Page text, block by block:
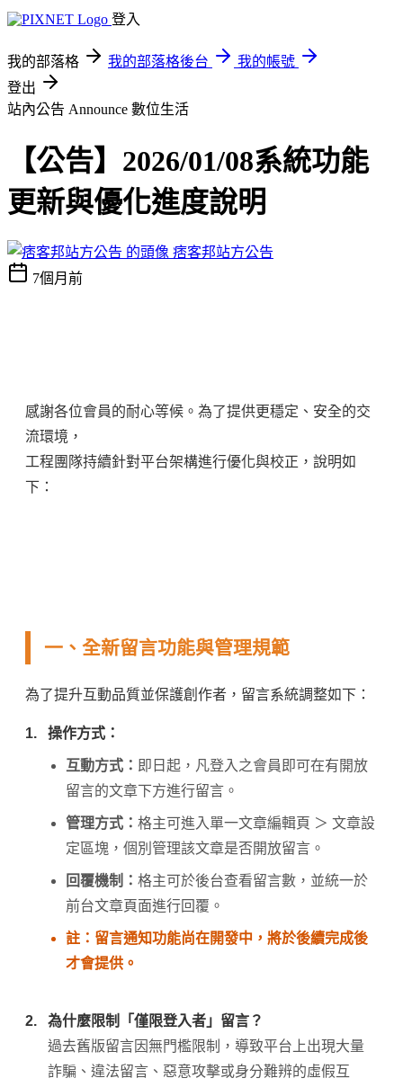
登入
我的部落格 我的部落格後台
我的帳號
登出
站內公告 Announce 數位生活
【公告】2026/01/08系統功能
更新與優化進度說明
痞客邦站方公告
7個月前
感謝各位會員的耐心等候。為了提供更穩定、安全的交
流環境，
工程團隊持續針對平台架構進行優化與校正，說明如
下：
一、全新留言功能與管理規範
為了提升互動品質並保護創作者，留言系統調整如下：
1. 操作方式：
互動方式： 即日起，凡登入之會員即可在有開放
留言的文章下方進行留言。
管理方式： 格主可進入單一文章編輯頁 ＞ 文章設
定區塊，個別管理該文章是否開放留言。
回覆機制： 格主可於後台查看留言數，並統一於
前台文章頁面進行回覆。
註：留言通知功能尚在開發中，將於後續完成後
才會提供。
2.
為什麼限制「僅限登入者」留言？
過去舊版留言因無門檻限制，導致平台上出現大量
詐騙、違法留言、惡意攻擊或身分難辨的虛假互